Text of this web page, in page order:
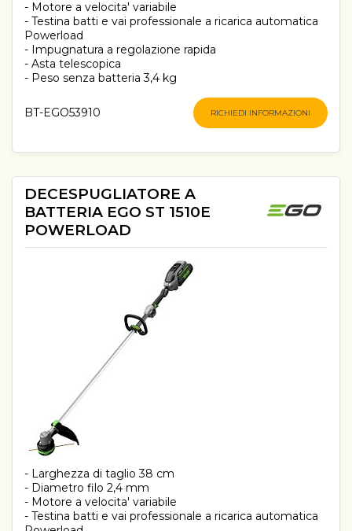
- Motore a velocita' variabile
- Testina batti e vai professionale a ricarica automatica
Powerload
- Impugnatura a regolazione rapida
- Asta telescopica
- Peso senza batteria 3,4 kg
BT-EGO53910 RICHIEDI INFORMAZIONI
DECESPUGLIATORE A
BATTERIA EGO ST 1510E
POWERLOAD
- Larghezza di taglio 38 cm
- Diametro filo 2,4 mm
- Motore a velocita' variabile
- Testina batti e vai professionale a ricarica automatica